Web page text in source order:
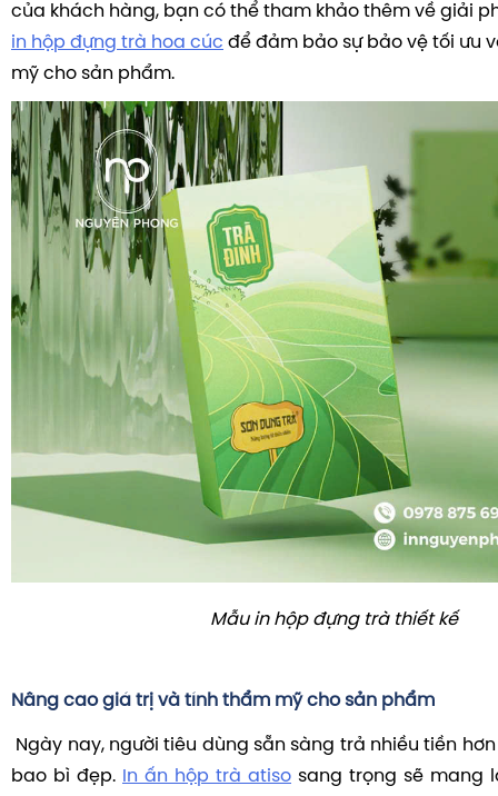
của khách hàng, bạn có thể tham khảo thêm về giải
in hộp đựng trà hoa cúc để đảm bảo sự bảo vệ tối ưu
mỹ cho sản phẩm.
Mẫu in hộp đựng trà thiết kế
Nâng cao giá trị và tính thẩm mỹ cho sản phẩm
Ngày nay, người tiêu dùng sẵn sàng trả nhiều tiền
bao bì đẹp.
In ấn hộp trà atiso sang trọng sẽ mang